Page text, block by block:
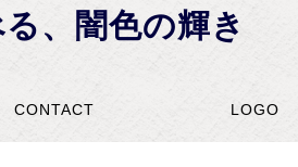
、闇色の輝き
CONTACT LOGO